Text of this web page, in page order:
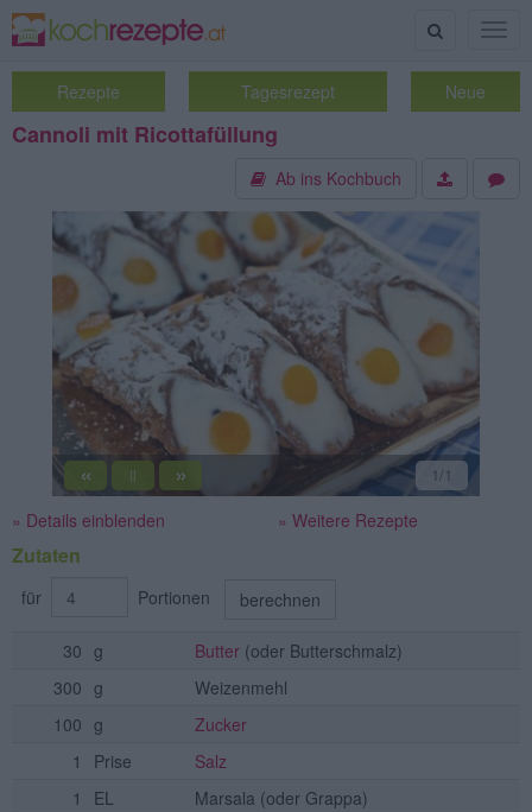
Suche
Rezepte Tagesrezept Neue
Cannoli mit Ricottafüllung
Ab ins Kochbuch
« || » 1 /1
» Details einblenden » Weitere Rezepte
Zutaten
für Portionen berechnen
30 g Butter (oder Butterschmalz)
300 g
Weizenmehl
100 g
Zucker
1
Prise
Salz
1
EL Marsala (oder Grappa)